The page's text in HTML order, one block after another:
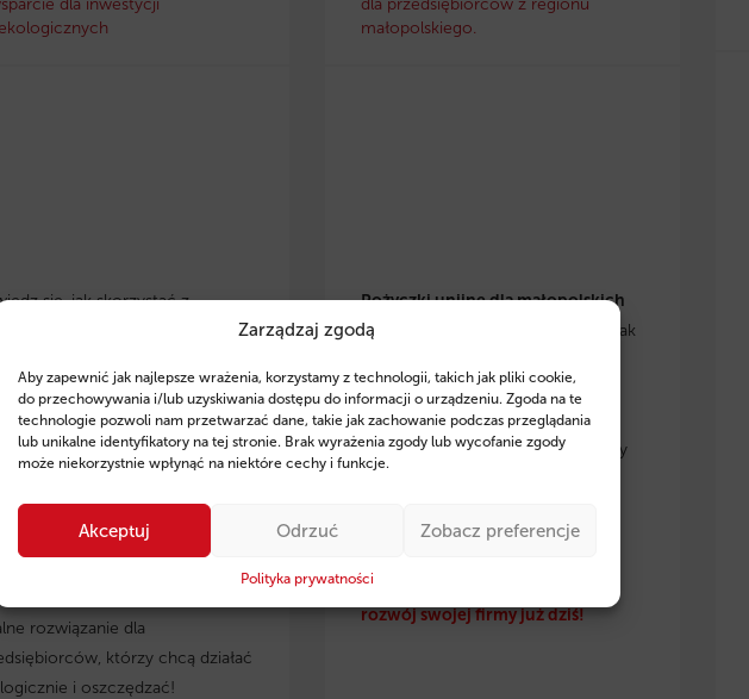
Zarządzaj zgodą
Aby zapewnić jak najlepsze wrażenia, korzystamy z technologii, takich jak pliki cookie,
do przechowywania i/lub uzyskiwania dostępu do informacji o urządzeniu. Zgoda na te
technologie pozwoli nam przetwarzać dane, takie jak zachowanie podczas przeglądania
lub unikalne identyfikatory na tej stronie. Brak wyrażenia zgody lub wycofanie zgody
może niekorzystnie wpłynąć na niektóre cechy i funkcje.
Akceptuj Odrzuć Zobacz preferencje
Polityka prywatności
dla inwestycji
się, jak skorzystać z
eko pożyczek w
w OZE, modernizację
czy zakup
sprzętu. Poznaj
finansowania, przykłady
oraz sprawdź, jak
Fintaxis mogą pomóc Ci
zdobyć środki na rozwój
firmy. Eko pożyczka to
rozwiązanie dla
którzy chcą działać
i oszczędzać!
dla przedsiębiorców z regionu
małopolskiego.
Pożyczki unijne dla małopolskich
przedsiębiorców
– dowiedz się, jak
pożyczek na rozwój, inwestycje i
odnawialne źródła energii. Zyskaj
wsparcie ekspertów Fintaxis, którzy
finansowania.
Sprawdź szczegóły i postaw na
rozwój swojej firmy już dziś!